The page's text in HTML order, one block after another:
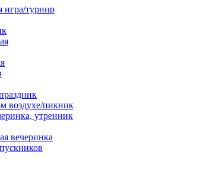
игра/турнир
воздухе/пикник
утренник
вечеринка